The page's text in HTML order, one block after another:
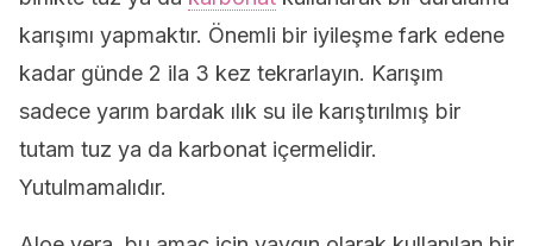
karışımı yapmaktır. Önemli bir iyileşme fark edene
kadar günde 2 ila 3 kez tekrarlayın. Karışım
sadece yarım bardak ılık su ile karıştırılmış bir
tutam tuz ya da karbonat içermelidir.
Yutulmamalıdır.